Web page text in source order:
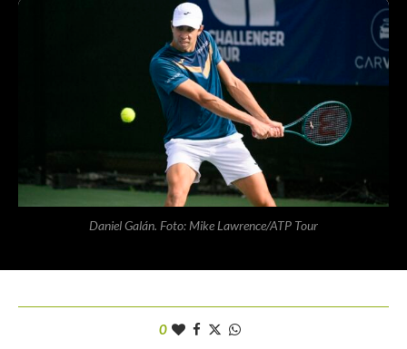
Daniel Galán. Foto: Mike Lawrence/ATP Tour
0